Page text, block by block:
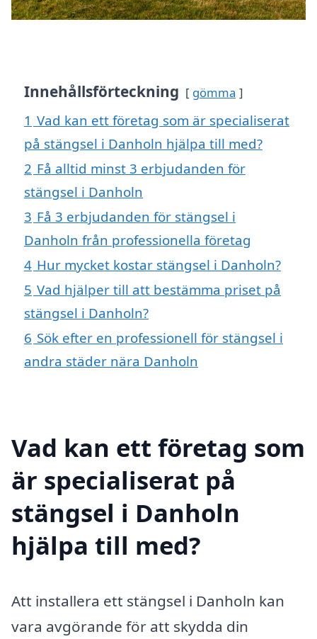
Innehållsförteckning gömma
1 Vad kan ett företag som är specialiserat
på stängsel i Danholn hjälpa till med?
2 Få alltid minst 3 erbjudanden för
stängsel i Danholn
3 Få 3 erbjudanden för stängsel i
Danholn från professionella företag
4 Hur mycket kostar stängsel i Danholn?
5 Vad hjälper till att bestämma priset på
stängsel i Danholn?
6 Sök efter en professionell för stängsel i
andra städer nära Danholn
Vad kan ett företag som
är specialiserat på
stängsel i Danholn
hjälpa till med?
Att installera ett stängsel i Danholn kan
vara avgörande för att skydda din